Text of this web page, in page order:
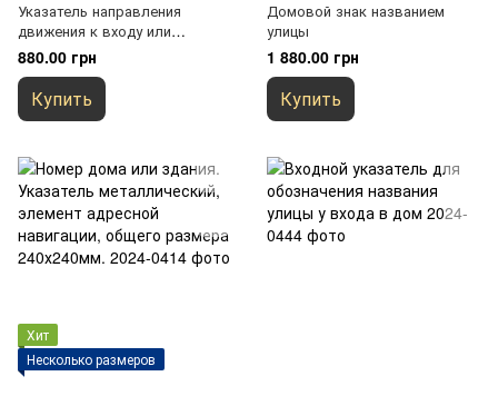
Указатель направления
движения к входу или
квартире. Навигация жилого
комплекса. Общий размер
360х210мм
880.00 грн
Купить
Домовой знак названием
улицы
1 880.00 грн
Купить
Хит
Несколько размеров